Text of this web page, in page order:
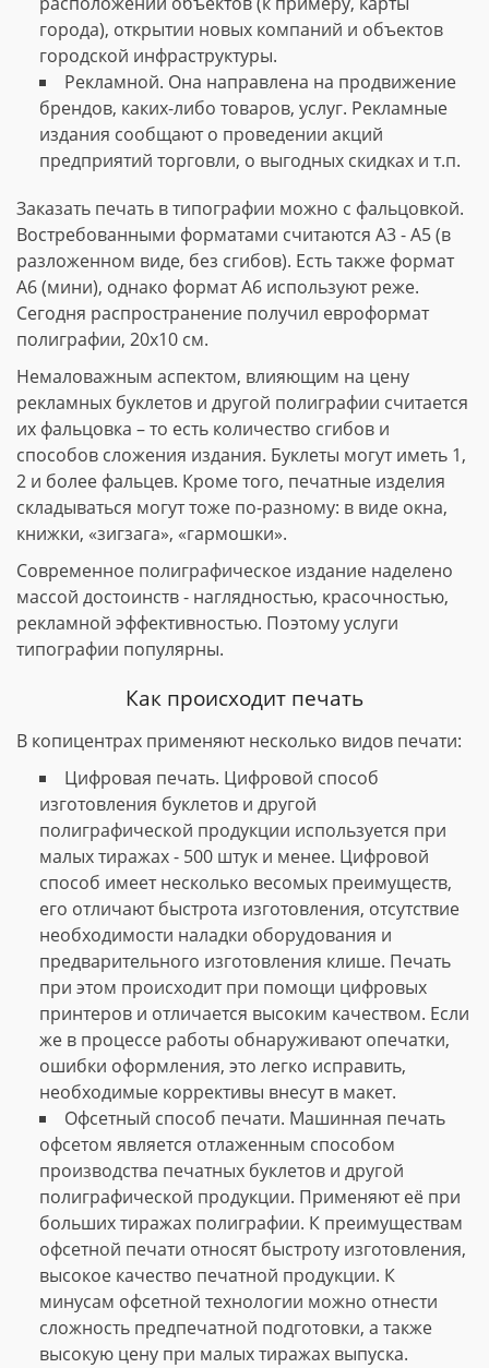
города), открытии новых компаний и объектов
городской инфраструктуры.
Рекламной. Она направлена на продвижение
брендов, каких-либо товаров, услуг. Рекламные
издания сообщают о проведении акций
предприятий торговли, о выгодных скидках и т.п.
Заказать печать в типографии можно с фальцовкой.
Востребованными форматами считаются А3 - А5 (в
разложенном виде, без сгибов). Есть также формат
А6 (мини), однако формат А6 используют реже.
Сегодня распространение получил евроформат
полиграфии, 20х10 см.
Немаловажным аспектом, влияющим на цену
рекламных буклетов и другой полиграфии считается
их фальцовка – то есть количество сгибов и
способов сложения издания. Буклеты могут иметь 1,
2 и более фальцев. Кроме того, печатные изделия
складываться могут тоже по-разному: в виде окна,
книжки, «зигзага», «гармошки».
Современное полиграфическое издание наделено
массой достоинств - наглядностью, красочностью,
рекламной эффективностью. Поэтому услуги
типографии популярны.
Как происходит печать
В копицентрах применяют несколько видов печати:
Цифровая печать. Цифровой способ
изготовления буклетов и другой
полиграфической продукции используется при
малых тиражах - 500 штук и менее. Цифровой
способ имеет несколько весомых преимуществ,
его отличают быстрота изготовления, отсутствие
необходимости наладки оборудования и
предварительного изготовления клише. Печать
при этом происходит при помощи цифровых
принтеров и отличается высоким качеством. Если
же в процессе работы обнаруживают опечатки,
ошибки оформления, это легко исправить,
необходимые коррективы внесут в макет.
Офсетный способ печати. Машинная печать
офсетом является отлаженным способом
производства печатных буклетов и другой
полиграфической продукции. Применяют её при
больших тиражах полиграфии. К преимуществам
офсетной печати относят быстроту изготовления,
высокое качество печатной продукции. К
минусам офсетной технологии можно отнести
сложность предпечатной подготовки, а также
высокую цену при малых тиражах выпуска.